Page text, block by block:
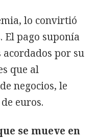
lo convirtió
El pago suponía
acordados por su
que al
negocios, le
euros.
se mueve en